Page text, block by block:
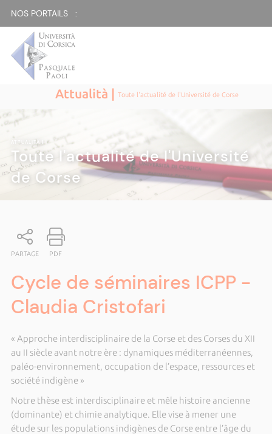
NOS PORTAILS :
Attualità |Toute l'actualité de l'Université de Corse
ATTUALITÀ|
Toute l'actualité de l'Université
de Corse
PARTAGE PDF
Cycle de séminaires ICPP -
Claudia Cristofari
« Approche interdisciplinaire de la Corse et des Corses du XII
au II siècle avant notre ère : dynamiques méditerranéennes,
paléo-environnement, occupation de l’espace, ressources et
société indigène »
Notre thèse est interdisciplinaire et mêle histoire ancienne
(dominante) et chimie analytique. Elle vise à mener une
étude sur les populations indigènes de Corse entre l’âge du